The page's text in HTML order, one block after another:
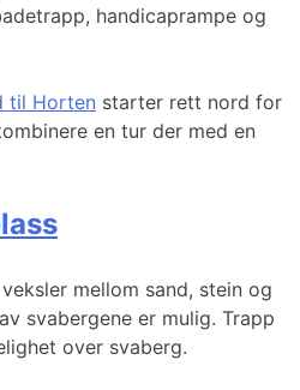
handicaprampe og
til Horten starter rett nord for
en tur der med en
mellom sand, stein og
svabergene er mulig. Trapp
over svaberg.